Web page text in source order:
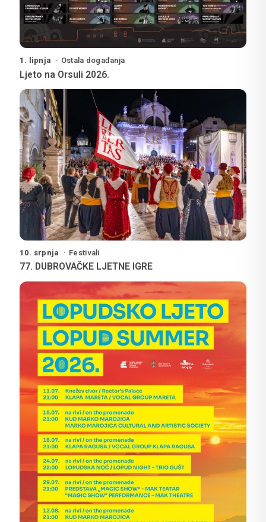
1. lipnja Ostala događanja
Ljeto na Orsuli 2026.
10. srpnja Festivali
77. DUBROVAČKE LJETNE IGRE